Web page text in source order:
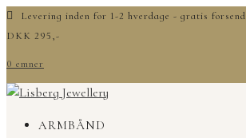
Levering inden for 1-2 hverdage - gratis
DKK 295,-
0 emner
ARMBÅND